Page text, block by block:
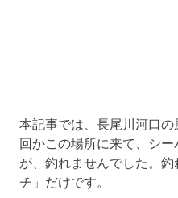
本記事では、長尾川河口
回かこの場所に来て、シ
が、釣れませんでした。
チ」だけです。